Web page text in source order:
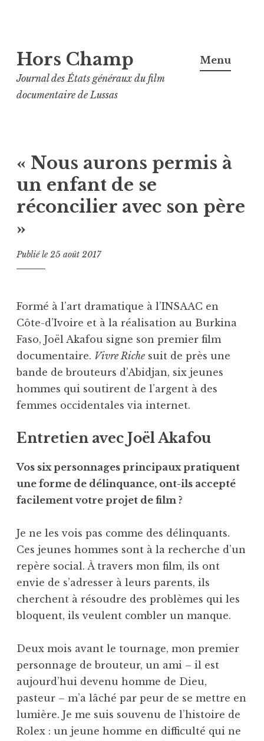
au
contenu
principal
Hors Champ
Journal des États généraux du film
documentaire de Lussas
Menu
« Nous aurons permis à
un enfant de se
réconcilier avec son père
»
Publié le25 août 2017
Formé à l’art dramatique à l’INSAAC en
Côte-d’Ivoire et à la réalisation au Burkina
Faso, Joël Akafou signe son premier film
documentaire. Vivre Riche suit de près une
bande de brouteurs d’Abidjan, six jeunes
hommes qui soutirent de l’argent à des
femmes occidentales via internet.
Entretien avec Joël Akafou
Vos six personnages principaux pratiquent
une forme de délinquance, ont-ils accepté
facilement votre projet de film ?
Je ne les vois pas comme des délinquants.
Ces jeunes hommes sont à la recherche d’un
repère social. À travers mon film, ils ont
envie de s’adresser à leurs parents, ils
cherchent à résoudre des problèmes qui les
bloquent, ils veulent combler un manque.
Deux mois avant le tournage, mon premier
personnage de brouteur, un ami – il est
aujourd’hui devenu homme de Dieu,
pasteur – m’a lâché par peur de se mettre en
lumière. Je me suis souvenu de l’histoire de
Rolex : un jeune homme en difficulté qui ne